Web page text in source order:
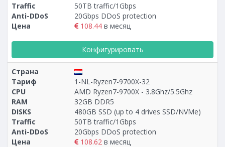
Traffic
50TB traffic/1Gbps
Anti-DDoS
20Gbps DDoS protection
Цена
108.44 в месяц
Конфигурировать
Страна
Тариф
1-NL-Ryzen7-9700X-32
CPU
AMD Ryzen7-9700X - 3.8Ghz/5.5Ghz
RAM
32GB DDR5
DISKS
480GB SSD (up to 4 drives SSD/NVMe)
Traffic
50TB traffic/1Gbps
Anti-DDoS
20Gbps DDoS protection
Цена
108.62 в месяц